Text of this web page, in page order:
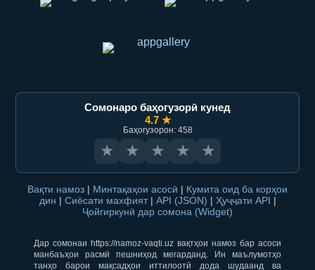
Сомонаро баҳогузорӣ кунед
4.7 ★
Баҳогузорон: 458
★ ★ ★ ★ ★
Вақти намоз | Минтақаҳои асосӣ | Кумита оид ба корҳои
дин | Сиёсати махфият | API (JSON) | Ҳуҷҷати API |
Ҷойгиркунӣ дар сомона (Widget)
Дар сомонаи https://namoz-vaqti.uz вақтҳои намоз бар асоси
манбаъҳои расмӣ пешниҳод мегарданд. Ин маълумотҳо
танҳо барои мақсадҳои иттилоотӣ дода шудаанд ва